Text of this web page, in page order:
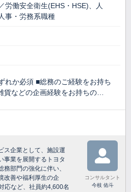
労働安全衛生(EHS・HSE)、人
事・労務系職種
れか必須 ■総務のご経験をお持ち
貨などの企画経験をお持ちの…
ス企業として、施設運
事業を展開するトヨタ
部門の強化に伴い、
改善や福利厚生の企
応など、社員約4,600名
コンサルタント
今枝 佑斗